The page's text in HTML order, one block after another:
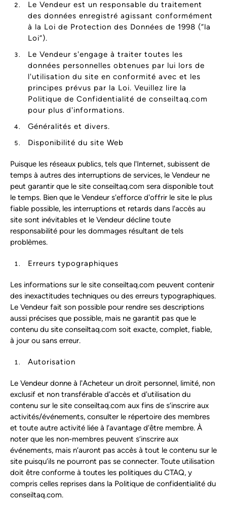
Le Vendeur est un responsable du traitement
des données enregistré agissant conformément
à la Loi de Protection des Données de 1998 (”la
Loi”).
Le Vendeur s'engage à traiter toutes les
données personnelles obtenues par lui lors de
l'utilisation du site en conformité avec et les
principes prévus par la Loi. Veuillez lire la
Politique de Confidentialité de conseiltaq.com
pour plus d'informations.
Généralités et divers.
Disponibilité du site Web
Puisque les réseaux publics, tels que l'Internet, subissent de
temps à autres des interruptions de services, le Vendeur ne
peut garantir que le site conseiltaq.com sera disponible tout
le temps. Bien que le Vendeur s'efforce d'offrir le site le plus
fiable possible, les interruptions et retards dans l'accès au
site sont inévitables et le Vendeur décline toute
responsabilité pour les dommages résultant de tels
problèmes.
Erreurs typographiques
Les informations sur le site conseiltaq.com peuvent contenir
des inexactitudes techniques ou des erreurs typographiques.
Le Vendeur fait son possible pour rendre ses descriptions
aussi précises que possible, mais ne garantit pas que le
contenu du site conseiltaq.com soit exacte, complet, fiable,
à jour ou sans erreur.
Autorisation
Le Vendeur donne à l'Acheteur un droit personnel, limité, non
exclusif et non transférable d'accès et d'utilisation du
contenu sur le site conseiltaq.com aux fins de s’inscrire aux
activités/événements, consulter le répertoire des membres
et toute autre activité liée à l’avantage d’être membre. À
noter que les non-membres peuvent s’inscrire aux
événements, mais n’auront pas accès à tout le contenu sur le
site puisqu’ils ne pourront pas se connecter. Toute utilisation
doit être conforme à toutes les politiques du CTAQ, y
compris celles reprises dans la Politique de confidentialité du
conseiltaq.com.